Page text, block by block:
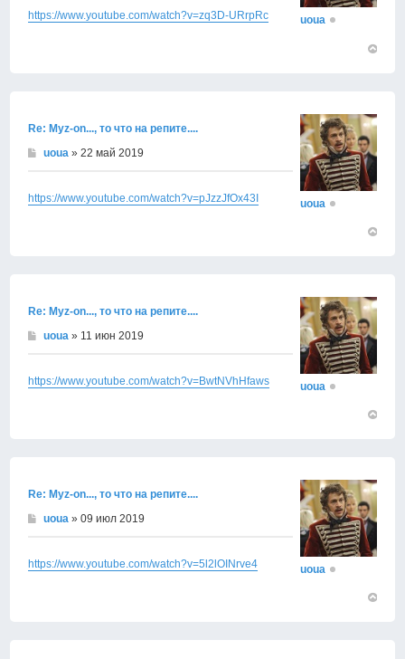
https://www.youtube.com/watch?v=zq3D-URrpRc uoua
Re: Муz-on..., то что на репите....
uoua » 22 май 2019
https://www.youtube.com/watch?v=pJzzJfOx43I uoua
Re: Муz-on..., то что на репите....
uoua » 11 июн 2019
https://www.youtube.com/watch?v=BwtNVhHfaws uoua
Re: Муz-on..., то что на репите....
uoua » 09 июл 2019
https://www.youtube.com/watch?v=5l2lOINrve4 uoua